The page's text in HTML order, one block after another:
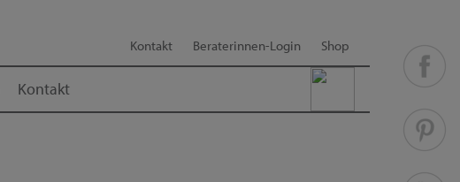
Kontakt Beraterinnen-Login Shop
Kontakt